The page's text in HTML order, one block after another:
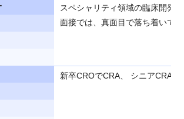
スペシャリティ領域の臨床開発
面接では、真面目で落ち着いて
新卒CROでCRA、 シニアCRA